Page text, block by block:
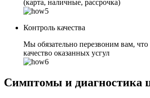
(карта, наличные, рассрочка)
Контроль качества
Мы обязательно перезвоним вам,
качество оказанных усгул
Симптомы и диагностика